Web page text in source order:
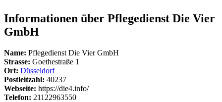
Informationen über Pflegedienst Die Vier
GmbH
Name: Pflegedienst Die Vier GmbH
Strasse: Goethestraße 1
Ort: Düsseldorf
Postleitzahl: 40237
Webseite: https://die4.info/
Telefon: 21122963550